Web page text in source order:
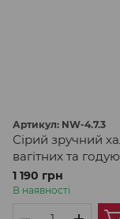
Артикул: NW-4.7.3
Сірий зручний
вагітних та
мам
1 190 грн
В наявності